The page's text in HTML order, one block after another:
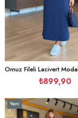
₺899,90
Yeni
Ürün